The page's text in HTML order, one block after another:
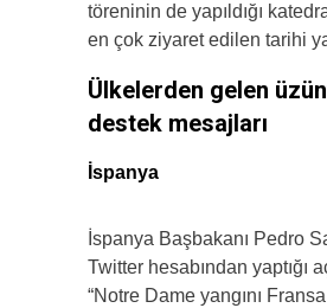
töreninin de yapıldığı
en çok ziyaret edilen tarihi
Ülkelerden gelen
destek mesajları
İspanya
İspanya Başbakanı Pedro
Twitter hesabından yaptığı
“Notre Dame yangını